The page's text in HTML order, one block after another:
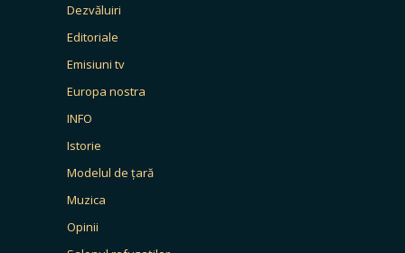
Dezvăluiri
Editoriale
Emisiuni tv
Europa nostra
INFO
Istorie
Modelul de țară
Muzica
Opinii